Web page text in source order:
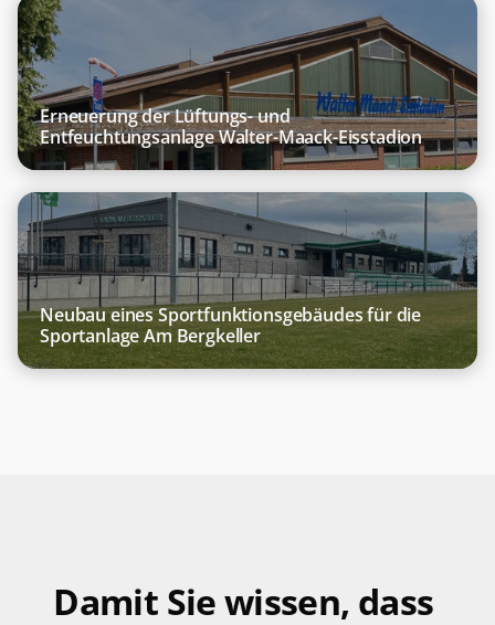
Deckenstrahlplatten
Hybridanlage
BHKW
Erneuerung der Lüftungs- und
Entfeuchtungsanlage Walter-Maack-Eisstadion
Neubau eines Sportfunktionsgebäudes für die
Sportanlage Am Bergkeller
Damit Sie wissen, dass